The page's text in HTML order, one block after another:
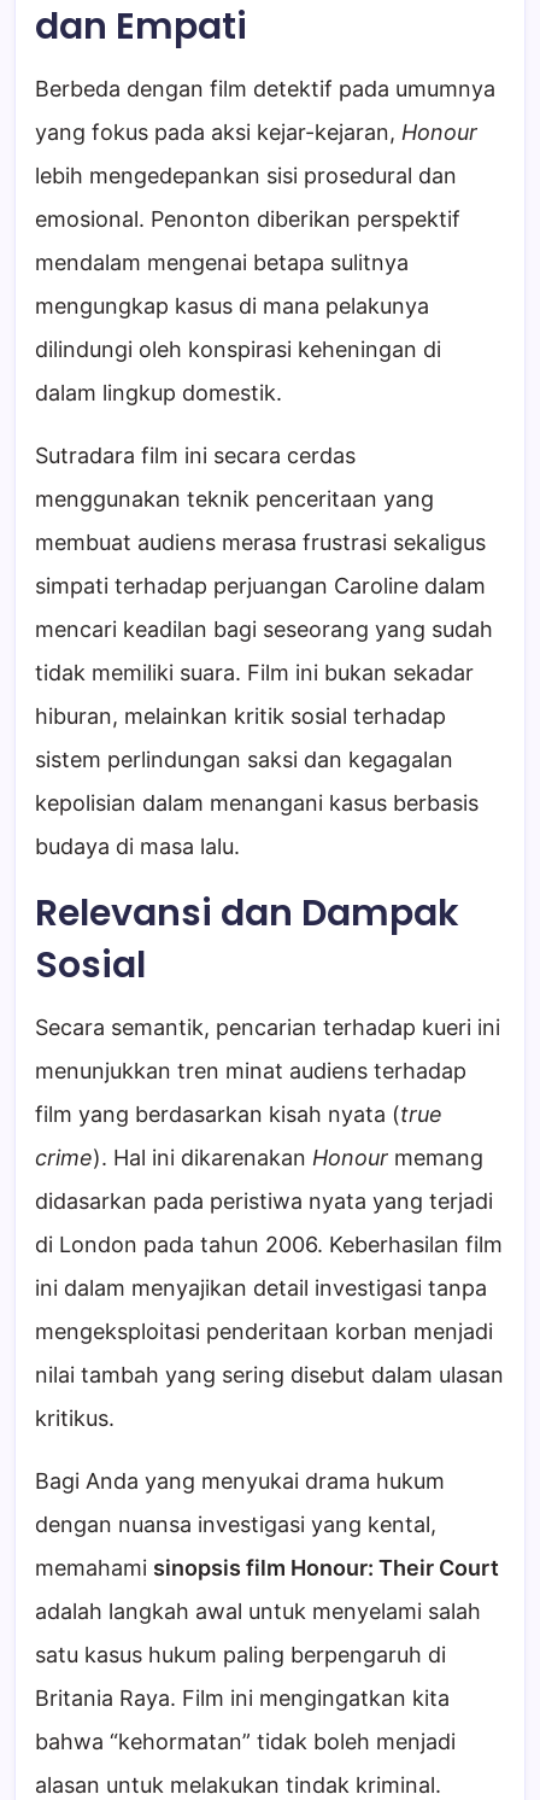
dan Empati
Berbeda dengan film detektif pada umumnya
yang fokus pada aksi kejar-kejaran, Honour
lebih mengedepankan sisi prosedural dan
emosional. Penonton diberikan perspektif
mendalam mengenai betapa sulitnya
mengungkap kasus di mana pelakunya
dilindungi oleh konspirasi keheningan di
dalam lingkup domestik.
Sutradara film ini secara cerdas
menggunakan teknik penceritaan yang
membuat audiens merasa frustrasi sekaligus
simpati terhadap perjuangan Caroline dalam
mencari keadilan bagi seseorang yang sudah
tidak memiliki suara. Film ini bukan sekadar
hiburan, melainkan kritik sosial terhadap
sistem perlindungan saksi dan kegagalan
kepolisian dalam menangani kasus berbasis
budaya di masa lalu.
Relevansi dan Dampak
Sosial
Secara semantik, pencarian terhadap kueri ini
menunjukkan tren minat audiens terhadap
film yang berdasarkan kisah nyata (true
crime). Hal ini dikarenakan Honour memang
didasarkan pada peristiwa nyata yang terjadi
di London pada tahun 2006. Keberhasilan film
ini dalam menyajikan detail investigasi tanpa
mengeksploitasi penderitaan korban menjadi
nilai tambah yang sering disebut dalam ulasan
kritikus.
Bagi Anda yang menyukai drama hukum
dengan nuansa investigasi yang kental,
memahami sinopsis film Honour: Their Court
adalah langkah awal untuk menyelami salah
satu kasus hukum paling berpengaruh di
Britania Raya. Film ini mengingatkan kita
bahwa “kehormatan” tidak boleh menjadi
alasan untuk melakukan tindak kriminal.